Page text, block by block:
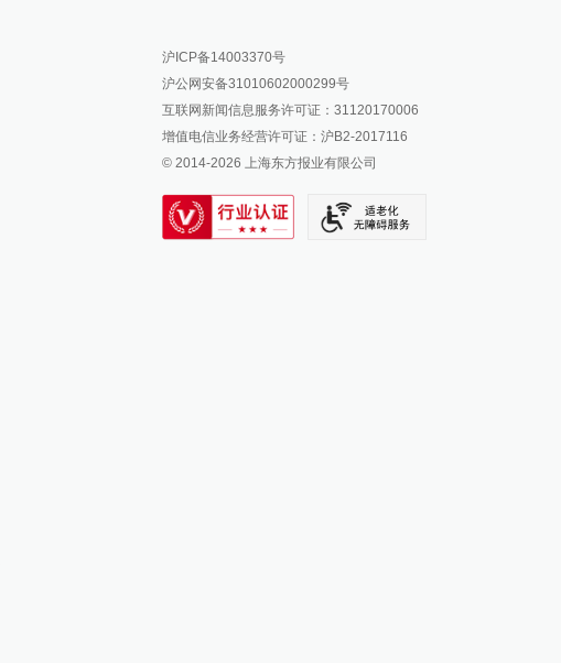
澎湃新闻公众号
澎湃新闻抖音号
派生万物开放平台
IP SHANGHAI
SIXTH TONE
报料邮箱: news@thepaper.cn
沪ICP备14003370号
沪公网安备31010602000299号
互联网新闻信息服务许可证：31120170006
增值电信业务经营许可证：沪B2-2017116
© 2014-2026 上海东方报业有限公司